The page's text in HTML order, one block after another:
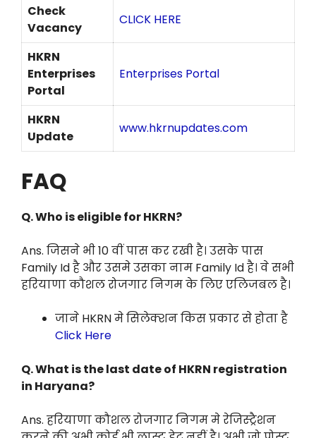
Check
Vacancy
CLICK HERE
HKRN
Enterprises
Portal
Enterprises Portal
HKRN
Update
www.hkrnupdates.com
FAQ
Q.Who is eligible for HKRN?
Ans. जिसने भी 10 वीं पास कर रखी है। उसके पास
Family Id है और उसमे उसका नाम Family Id है। वे सभी
हरियाणा कौशल रोजगार निगम के लिए एलिजबल है।
जाने HKRN मे सिलेक्शन किस प्रकार से होता है
Click Here
Q.What is the last date of HKRN registration
in Haryana?
Ans. हरियाणा कौशल रोजगार निगम मे रेजिस्ट्रैशन